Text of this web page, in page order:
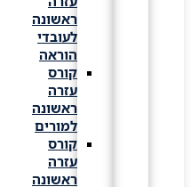
ראשונה
לעובדי
הוראה
קורס
עזרה
ראשונה
למורים
קורס
עזרה
ראשונה